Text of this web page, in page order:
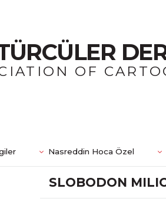
OF
Nasreddin Hoca Özel
SLOBODON